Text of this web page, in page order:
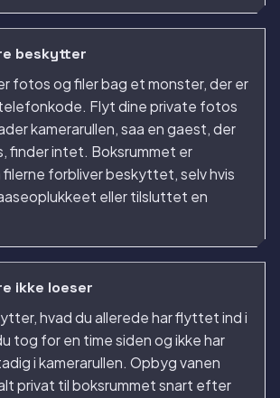
beskytter
fotos og filer bag et monster, der er
Flyt dine private fotos
kamerarullen, saa en gaest, der
finder intet. Boksrummet er
forbliver beskyttet, selv hvis
eller tilsluttet en
ikke loeser
hvad du allerede har flyttet ind i
tog for en time siden og ikke har
i kamerarullen. Opbyg vanen
privat til boksrummet snart efter